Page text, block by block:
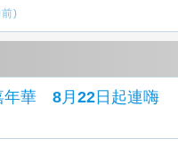
)
年華 8月22日起連嗨